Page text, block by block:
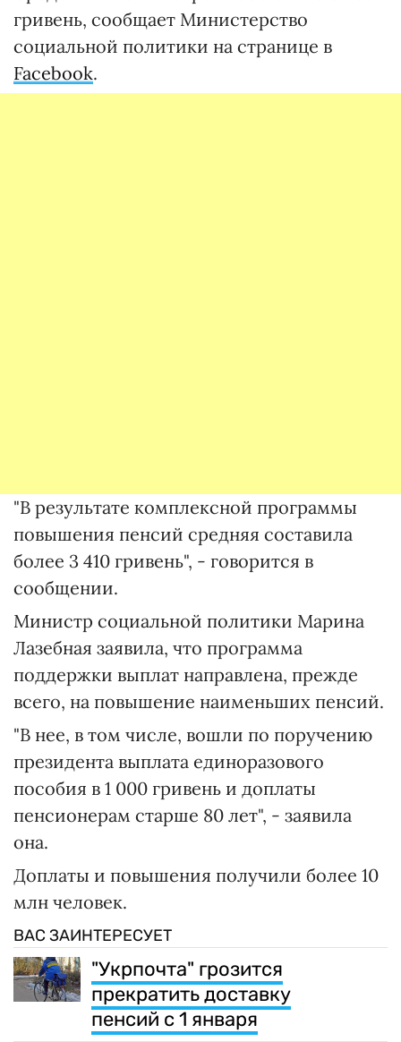
гривень, сообщает Министерство
социальной политики на странице в
Facebook.
"В результате комплексной программы
повышения пенсий средняя составила
более 3 410 гривень", - говорится в
сообщении.
Министр социальной политики Марина
Лазебная заявила, что программа
поддержки выплат направлена, прежде
всего, на повышение наименьших пенсий.
"В нее, в том числе, вошли по поручению
президента выплата единоразового
пособия в 1 000 гривень и доплаты
пенсионерам старше 80 лет", - заявила
она.
Доплаты и повышения получили более 10
млн человек.
ВАС ЗАИНТЕРЕСУЕТ
"Укрпочта" грозится
прекратить доставку
пенсий с 1 января